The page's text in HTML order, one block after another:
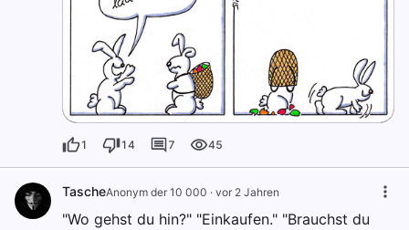
1 14 7 45
TascheAnonym der 10 000 · vor 2 Jahren
"Wo gehst du hin?" "Einkaufen." "Brauchst du